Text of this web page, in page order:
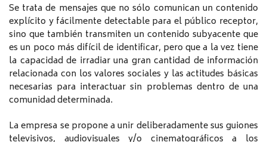
Se trata de mensajes que no sólo comunican un contenido
explícito y fácilmente detectable para el público receptor,
sino que también transmiten un contenido subyacente que
es un poco más difícil de identificar, pero que a la vez tiene
la capacidad de irradiar una gran cantidad de información
relacionada con los valores sociales y las actitudes básicas
necesarias para interactuar sin problemas dentro de una
comunidad determinada.
La empresa se propone a unir deliberadamente sus guiones